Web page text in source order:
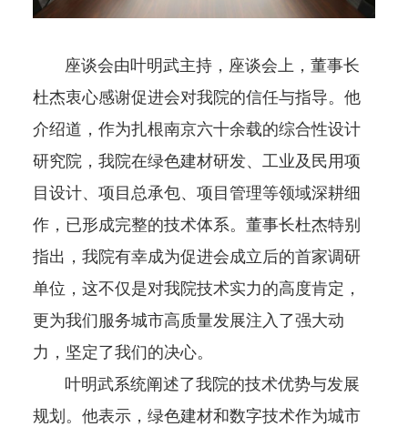
座谈会由叶明武主持，座谈会上，董事长
杜杰衷心感谢促进会对我院的信任与指导。他
介绍道，作为扎根南京六十余载的综合性设计
研究院，我院在绿色建材研发、工业及民用项
目设计、项目总承包、项目管理等领域深耕细
作，已形成完整的技术体系。董事长杜杰特别
指出，我院有幸成为促进会成立后的首家调研
单位，这不仅是对我院技术实力的高度肯定，
更为我们服务城市高质量发展注入了强大动
力，坚定了我们的决心。
叶明武系统阐述了我院的技术优势与发展
规划。他表示，绿色建材和数字技术作为城市